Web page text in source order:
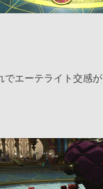
でエーテライト交感が